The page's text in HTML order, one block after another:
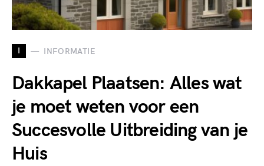
I INFORMATIE
Dakkapel Plaatsen: Alles wat
je moet weten voor een
Succesvolle Uitbreiding van je
Huis